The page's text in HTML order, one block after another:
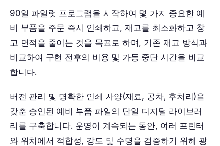
90일 파일럿 프로그램을 시작하여 몇 가지 중요한 예
비 부품을 주문 즉시 인쇄하고, 재고를 최소화하고 창
고 면적을 줄이는 것을 목표로 하며, 기존 재고 방식과
비교하여 구현 전후의 비용 및 가동 중단 시간을 비교
합니다.
버전 관리 및 명확한 인쇄 사양(재료, 공차, 후처리)을
갖춘 승인된 예비 부품 파일의 단일 디지털 라이브러
리를 구축합니다. 운영이 계속되는 동안, 여러 프린터
와 위치에서 적합성, 강도 및 수명을 검증하기 위해 광